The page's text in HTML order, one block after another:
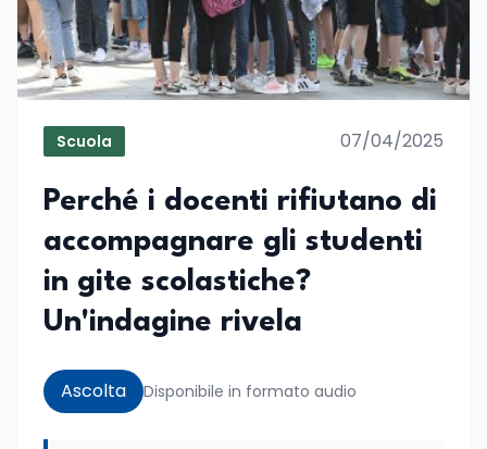
Scuola 07/04/2025
Perché i docenti rifiutano di
accompagnare gli studenti
in gite scolastiche?
Un'indagine rivela
Ascolta Disponibile in formato audio